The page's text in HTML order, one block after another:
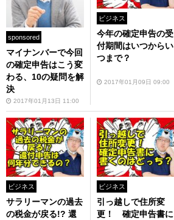
sponsored
マイナンバーで今回
の確定申告はこう変
わる、10の疑問を解
決
2017年01月13日 11:00
ビジネス
今年の確定申告の受
付期間はいつからい
つまで？
2017年01月09日 09:00
ビジネス
サラリーマンの過去
の税金が戻る!? 還
ビジネス
引っ越しで住所変
更！ 確定申告書に